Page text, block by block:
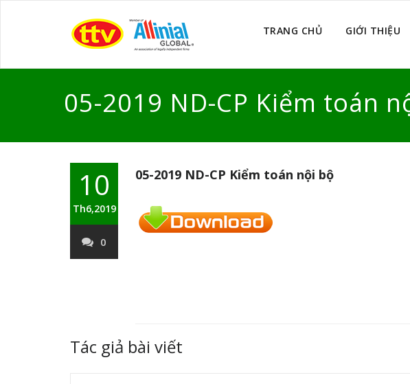
TRANG CHỦ GIỚI THIỆU
05-2019 ND-CP Kiểm toán
10
Th6,2019
0
05-2019 ND-CP Kiểm toán nội bộ
Tác giả bài viết